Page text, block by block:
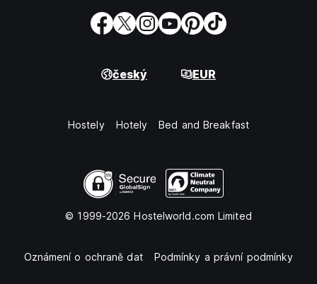
český EUR
Hostely Hotely Bed and Breakfast
© 1999-2026 Hostelworld.com Limited
Oznámení o ochraně dat Podmínky a právní podmínky